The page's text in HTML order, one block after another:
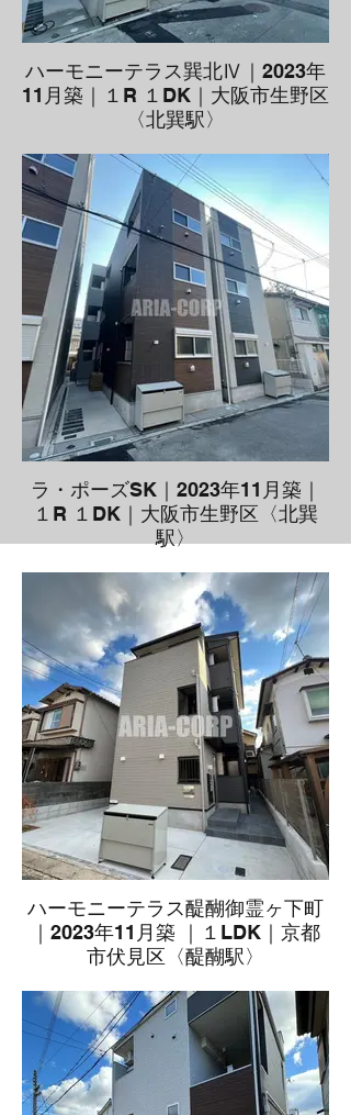
ハーモニーテラス巽北Ⅳ｜2023年
11月築｜１R １DK｜大阪市生野区
〈北巽駅〉
ラ・ポーズSK｜2023年11月築｜
１R １DK｜大阪市生野区〈北巽
駅〉
ハーモニーテラス醍醐御霊ヶ下町
｜2023年11月築 ｜１LDK｜京都
市伏見区〈醍醐駅〉